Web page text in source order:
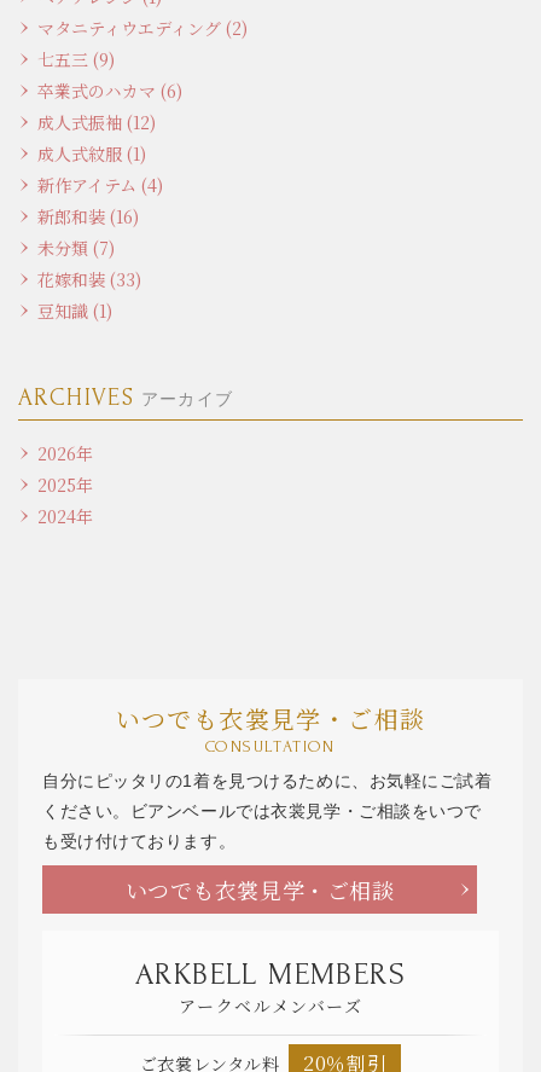
マタニティウエディング (2)
七五三 (9)
卒業式のハカマ (6)
成人式振袖 (12)
成人式紋服 (1)
新作アイテム (4)
新郎和装 (16)
未分類 (7)
花嫁和装 (33)
豆知識 (1)
ARCHIVES アーカイブ
2026年
2025年
2024年
いつでも衣裳見学・ご相談
CONSULTATION
自分にピッタリの1着を見つけるために、お気軽にご試着
ください。ビアンベールでは衣裳見学・ご相談をいつで
も受け付けております。
いつでも衣裳見学・ご相談
ARKBELL MEMBERS
アークベルメンバーズ
ご衣裳レンタル料 20％割引